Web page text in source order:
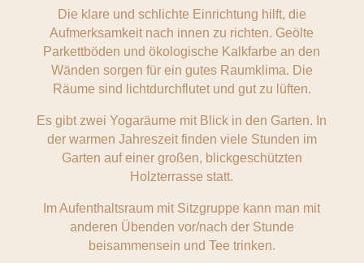
Die klare und schlichte Einrichtung hilft, die
Aufmerksamkeit nach innen zu richten. Geölte
Parkettböden und ökologische Kalkfarbe an den
Wänden sorgen für ein gutes Raumklima. Die
Räume sind lichtdurchflutet und gut zu lüften.
Es gibt zwei Yogaräume mit Blick in den Garten. In
der warmen Jahreszeit finden viele Stunden im
Garten auf einer großen, blickgeschützten
Holzterrasse statt.
Im Aufenthaltsraum mit Sitzgruppe kann man mit
anderen Übenden vor/nach der Stunde
beisammensein und Tee trinken.